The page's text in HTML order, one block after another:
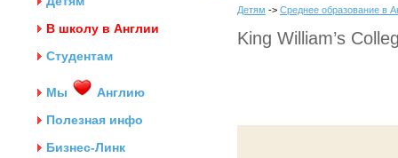
В школу в Англии
Студентам
Мы
Англию
Полезная инфо
Бизнес-Линк
Детям -> Среднее образование в
King William’s